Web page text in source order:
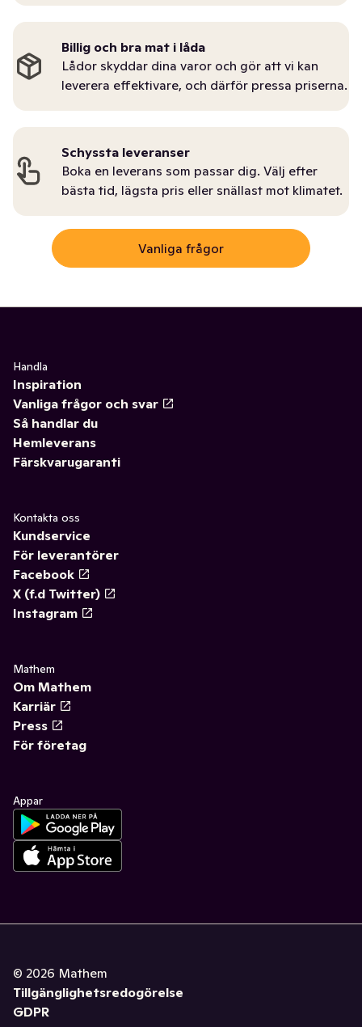
Billig och bra mat i låda
Lådor skyddar dina varor och gör att vi kan
leverera effektivare, och därför pressa priserna.
Schyssta leveranser
Boka en leverans som passar dig. Välj efter
bästa tid, lägsta pris eller snällast mot klimatet.
Vanliga frågor
Handla
Inspiration
Vanliga frågor och svar
Så handlar du
Hemleverans
Färskvarugaranti
Kontakta oss
Kundservice
För leverantörer
Facebook
X (f.d Twitter)
Instagram
Mathem
Om Mathem
Karriär
Press
För företag
Appar
© 2026 Mathem
Tillgänglighetsredogörelse
GDPR